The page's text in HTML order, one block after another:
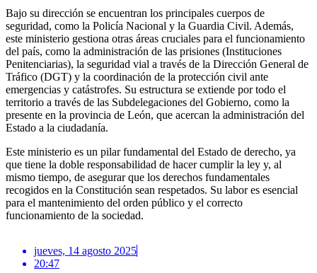
Bajo su dirección se encuentran los principales cuerpos de
seguridad, como la Policía Nacional y la Guardia Civil. Además,
este ministerio gestiona otras áreas cruciales para el funcionamiento
del país, como la administración de las prisiones (Instituciones
Penitenciarias), la seguridad vial a través de la Dirección General de
Tráfico (DGT) y la coordinación de la protección civil ante
emergencias y catástrofes. Su estructura se extiende por todo el
territorio a través de las Subdelegaciones del Gobierno, como la
presente en la provincia de León, que acercan la administración del
Estado a la ciudadanía.
Este ministerio es un pilar fundamental del Estado de derecho, ya
que tiene la doble responsabilidad de hacer cumplir la ley y, al
mismo tiempo, de asegurar que los derechos fundamentales
recogidos en la Constitución sean respetados. Su labor es esencial
para el mantenimiento del orden público y el correcto
funcionamiento de la sociedad.
jueves, 14 agosto 2025
20:47